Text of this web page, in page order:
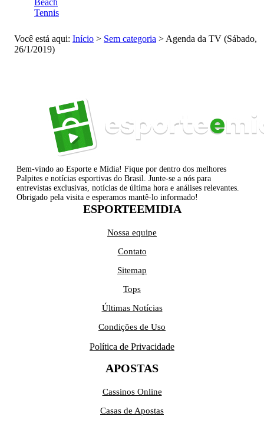
Tennis
Você está aqui: Início > Sem categoria > Agenda da TV (Sábado,
26/1/2019)
Bem-vindo ao Esporte e Mídia! Fique por dentro dos melhores
Palpites e notícias esportivas do Brasil. Junte-se a nós para
entrevistas exclusivas, notícias de última hora e análises relevantes.
Obrigado pela visita e esperamos mantê-lo informado!
ESPORTEEMIDIA
Nossa equipe
Contato
Sitemap
Tops
Últimas Notícias
Condições de Uso
Política de Privacidade
APOSTAS
Cassinos Online
Casas de Apostas